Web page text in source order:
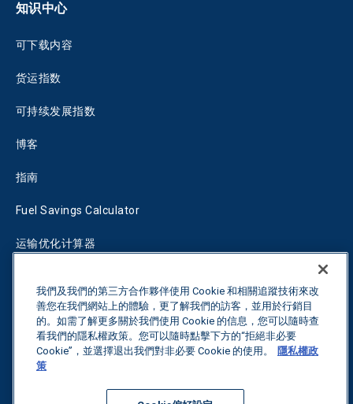
知识中心
可下载内容
货运指数
可持续发展指数
博客
指南
Fuel Savings Calculator
运输优化计算器
联系我们
我們及我們的第三方合作夥伴使用 Cookie 和相關追蹤技術來改
善您在我們網站上的體驗，更了解我們的訪客，並用於行銷目
的。如需了解更多關於我們使用 Cookie 的信息，您可以隨時查
看我們的隱私權政策。您可以隨時點擊下方的“拒絕非必要
Cookie”，並選擇退出我們對非必要 Cookie 的使用。
隱私權政
策